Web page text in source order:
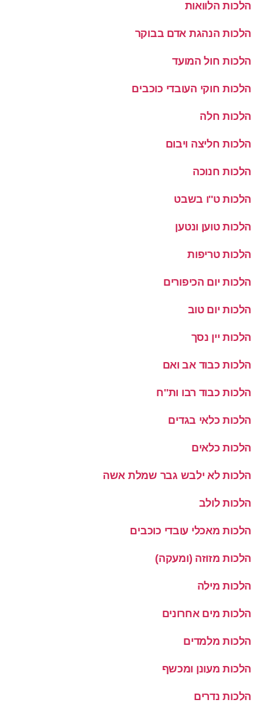
הלכות הלוואות
הלכות הנהגת אדם בבוקר
הלכות חול המועד
הלכות חוקי העובדי כוכבים
הלכות חלה
הלכות חליצה ויבום
הלכות חנוכה
הלכות ט''ו בשבט
הלכות טוען ונטען
הלכות טריפות
הלכות יום הכיפורים
הלכות יום טוב
הלכות יין נסך
הלכות כבוד אב ואם
הלכות כבוד רבו ות''ח
הלכות כלאי בגדים
הלכות כלאים
הלכות לא ילבש גבר שמלת אשה
הלכות לולב
הלכות מאכלי עובדי כוכבים
הלכות מזוזה (ומעקה)
הלכות מילה
הלכות מים אחרונים
הלכות מלמדים
הלכות מעונן ומכשף
הלכות נדרים